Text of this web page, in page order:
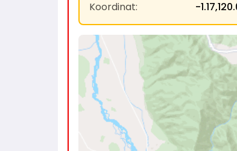
Koordinat: -